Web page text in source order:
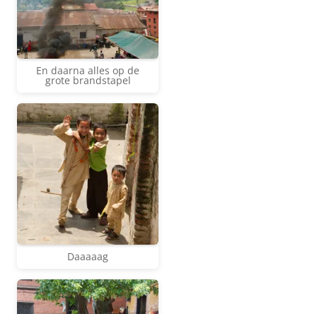
En daarna alles op de
grote brandstapel
Daaaaag